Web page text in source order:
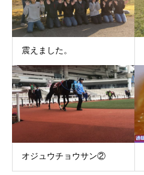
震えました。
オジュウチョウサン②